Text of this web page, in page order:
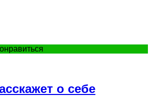
о себе